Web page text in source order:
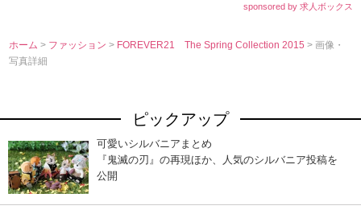
sponsored by 求人ボックス
ホーム > ファッション> FOREVER21 The Spring Collection 2015> 画像・
写真詳細
ピックアップ
可愛いシルバニアまとめ
『鬼滅の刃』の再現ほか、人気のシルバニア投稿を
公開